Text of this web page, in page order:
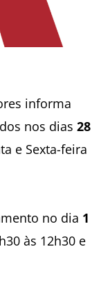
informa
nos dias 28
e Sexta-feira
no dia 1
às 12h30 e